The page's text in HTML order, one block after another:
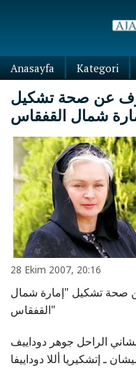
Anasayfa Kategori
عن صحة تشكيل
28 Ekim 2007, 20:16
صحة تشكيل "إمارة شمال
القفقاس"
الراحل جوهر دوداييف
ـ إتشكيريا أللا دوداييفا